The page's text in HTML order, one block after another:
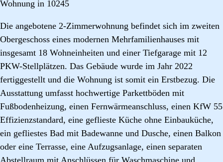
Wohnung in 10245
Die angebotene 2-Zimmerwohnung befindet sich im zweiten
Obergeschoss eines modernen Mehrfamilienhauses mit
insgesamt 18 Wohneinheiten und einer Tiefgarage mit 12
PKW-Stellplätzen. Das Gebäude wurde im Jahr 2022
fertiggestellt und die Wohnung ist somit ein Erstbezug. Die
Ausstattung umfasst hochwertige Parkettböden mit
Fußbodenheizung, einen Fernwärmeanschluss, einen KfW 55
Effizienzstandard, eine geflieste Küche ohne Einbauküche,
ein gefliestes Bad mit Badewanne und Dusche, einen Balkon
oder eine Terrasse, eine Aufzugsanlage, einen separaten